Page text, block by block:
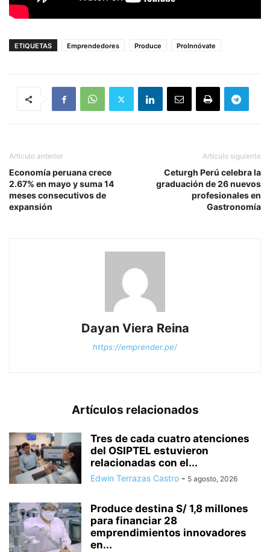
ETIQUETAS Emprendedores Produce ProInnóvate
Artículo anterior
Economía peruana crece
2.67% en mayo y suma 14
meses consecutivos de
expansión
Artículo siguiente
Ceturgh Perú celebra la
graduación de 26 nuevos
profesionales en
Gastronomía
Dayan Viera Reina
https://emprender.pe/
Artículos relacionados
Tres de cada cuatro atenciones
del OSIPTEL estuvieron
relacionadas con el...
Edwin Terrazas Castro - 5 agosto, 2026
Produce destina S/ 1,8 millones
para financiar 28
emprendimientos innovadores
en...